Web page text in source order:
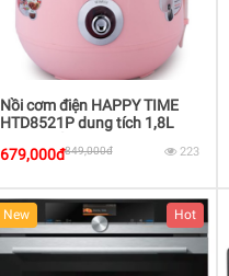
Nồi cơm điện HAPPY TIME
HTD8521P dung tích 1,8L
679,000đ849,000đ 223
New Hot